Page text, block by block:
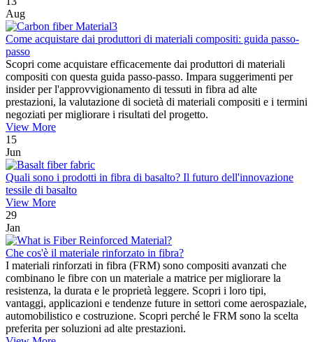
Aug
Come acquistare dai produttori di materiali compositi: guida passo-
passo
Scopri come acquistare efficacemente dai produttori di materiali
compositi con questa guida passo-passo. Impara suggerimenti per
insider per l'approvvigionamento di tessuti in fibra ad alte
prestazioni, la valutazione di società di materiali compositi e i termini
negoziati per migliorare i risultati del progetto.
View More
15
Jun
Quali sono i prodotti in fibra di basalto? Il futuro dell'innovazione
tessile di basalto
View More
29
Jan
Che cos'è il materiale rinforzato in fibra?
I materiali rinforzati in fibra (FRM) sono compositi avanzati che
combinano le fibre con un materiale a matrice per migliorare la
resistenza, la durata e le proprietà leggere. Scopri i loro tipi,
vantaggi, applicazioni e tendenze future in settori come aerospaziale,
automobilistico e costruzione. Scopri perché le FRM sono la scelta
preferita per soluzioni ad alte prestazioni.